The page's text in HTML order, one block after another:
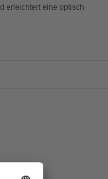
erleichtert eine optisch